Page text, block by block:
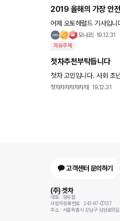
2019 올해의 가장 안
어제 오토헤럴드 기사입
모나코 19.12.31
자유주제
첫차추천부탁듭니다
첫차 고민입니다. 사회 초년생이고 한두푼 드는 돈이 아니니 신중에 신중이 기울여 구매를 하고싶습니다. 가족이 동생이 산다는 생각으
첫차차차차차차차 19.12.31
고객센터 문의하기
(주) 겟차
대표 : 정유철
사업자등록번호 : 243-87-00137
주소 : 서울특별시 강남구 삼성로91